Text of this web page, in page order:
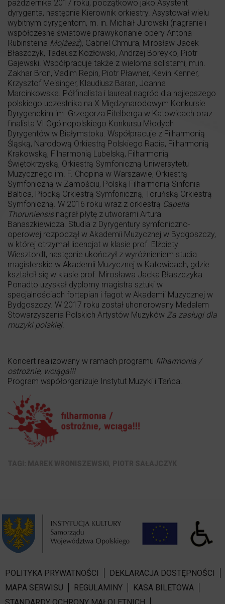
października 2017 roku, początkowo jako Asystent
dyrygenta, następnie Kierownik orkiestry. Asystował wielu
wybitnym dyrygentom, m. in. Michaił Jurowski (nagranie i
współczesne światowe prawykonanie opery Antona
Rubinsteina Mojżesz), Gabriel Chmura, Mirosław Jacek
Błaszczyk, Tadeusz Kozłowski, Andrzej Boreyko, Piotr
Gajewski. Współpracuje także z wieloma solistami, m.in.
Zakhar Bron, Vadim Repin, Piotr Pławner, Kevin Kenner,
Krzysztof Meisinger, Klaudiusz Baran, Joanna
Marcinkowska. Półfinalista i laureat nagród dla najlepszego
polskiego uczestnika na X Międzynarodowym Konkursie
Dyrygenckim im. Grzegorza Fitelberga w Katowicach oraz
finalista VI Ogólnopolskiego Konkursu Młodych
Dyrygentów w Białymstoku. Współpracuje z Filharmonią
Śląską, Narodową Orkiestrą Polskiego Radia, Filharmonią
Krakowską, Filharmonią Lubelską, Filharmonią
Świętokrzyską, Orkiestrą Symfoniczną Uniwersytetu
Muzycznego im. F. Chopina w Warszawie, Orkiestrą
Symfoniczną w Zamościu, Polską Filharmonią Sinfonia
Baltica, Płocką Orkiestrą Symfoniczną, Toruńską Orkiestrą
Symfoniczną. W 2016 roku wraz z orkiestrą Capella
Thoruniensisnagrał płytę z utworami Artura
Banaszkiewicza. Studia z Dyrygentury symfoniczno-
operowej rozpoczął w Akademii Muzycznej w Bydgoszczy,
w której otrzymał licencjat w klasie prof. Elżbiety
Wiesztordt, następnie ukończył z wyróżnieniem studia
magisterskie w Akademii Muzycznej w Katowicach, gdzie
kształcił się w klasie prof. Mirosława Jacka Błaszczyka.
Ponadto uzyskał dyplomy magistra sztuki w
specjalnościach fortepian i fagot w Akademii Muzycznej w
Bydgoszczy. W 2017 roku został uhonorowany Medalem
Stowarzyszenia Polskich Artystów Muzyków Za zasługi dla
muzyki polskiej.
Koncert realizowany w ramach programu filharmonia /
ostrożnie, wciąga!!!
Program współorganizuje Instytut Muzyki i Tańca.
POLITYKA PRYWATNOŚCI
DEKLARACJA DOSTĘPNOŚCI
MAPA SERWISU
REGULAMINY
KASA BILETOWA